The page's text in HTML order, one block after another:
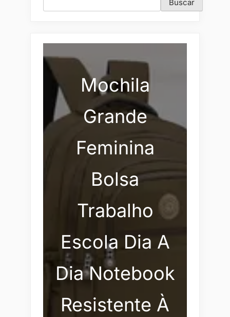
Buscar
Mochila
Grande
Feminina
Bolsa
Trabalho
Escola Dia A
Dia Notebook
Resistente À